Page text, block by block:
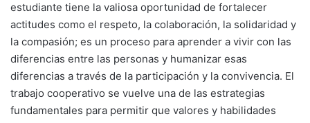
estudiante tiene la valiosa oportunidad de fortalecer
actitudes como el respeto, la colaboración, la solidaridad y
la compasión; es un proceso para aprender a vivir con las
diferencias entre las personas y humanizar esas
diferencias a través de la participación y la convivencia. El
trabajo cooperativo se vuelve una de las estrategias
fundamentales para permitir que valores y habilidades